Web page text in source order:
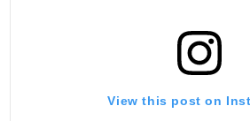
View this post on